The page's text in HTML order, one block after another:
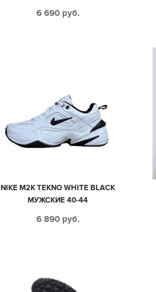
6 690 руб.
NIKE M2K TEKNO WHITE BLACK
МУЖСКИЕ 40-44
6 890 руб.